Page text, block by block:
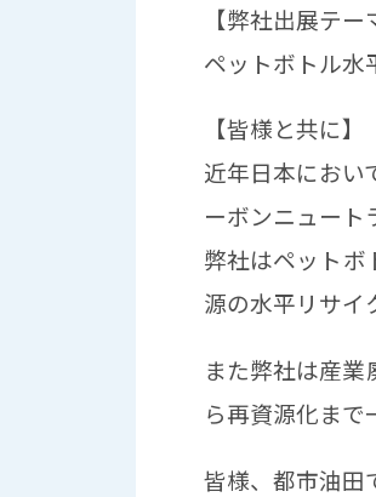
【弊社出展テー
ペットボトル水
【皆様と共に】
近年日本におい
ーボンニュート
弊社はペットボ
源の水平リサイ
また弊社は産
ら再資源化まで
皆様、都市油田